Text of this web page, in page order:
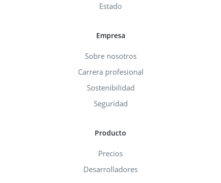
Estado
Empresa
Sobre nosotros
Carrera profesional
Sostenibilidad
Seguridad
Producto
Precios
Desarrolladores